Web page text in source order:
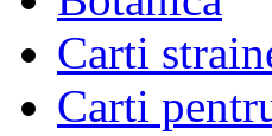
Carti
Carti